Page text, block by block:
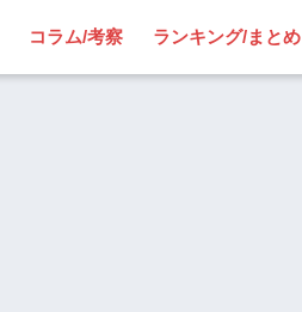
コラム/考察 ランキング/まとめ